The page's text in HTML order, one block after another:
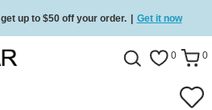
up to $50 off your order. | Get it now
on all orders Shop now 0 0